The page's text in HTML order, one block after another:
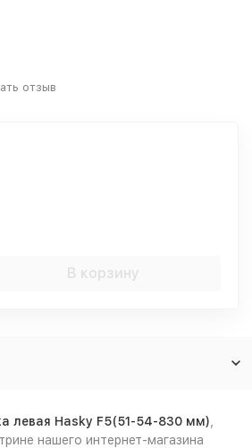
отзыв
В корзину
левая Hasky F5(51-54-830 мм)
нашего интернет-магазина